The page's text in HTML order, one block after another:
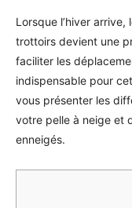
Lorsque l’hiver
trottoirs devient une
faciliter les
indispensable pour
vous présenter les
votre pelle à neige et
enneigés.